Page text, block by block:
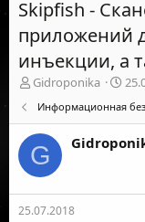
Skipfish -
приложений
инъекции, а
А
о
р
т
е
м
ы
Gidroponika
Д
т
н
а
Информационная
G
25.07.2018